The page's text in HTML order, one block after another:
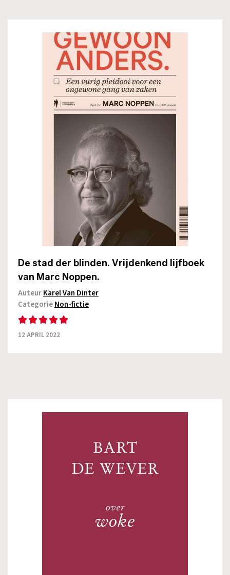
De stad der blinden. Vrijdenkend lijfboek
van Marc Noppen.
AuteurKarel Van Dinter
CategorieNon-fictie
12 APRIL 2022